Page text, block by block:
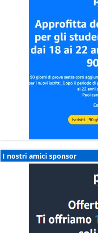
I nostri amici sponsor